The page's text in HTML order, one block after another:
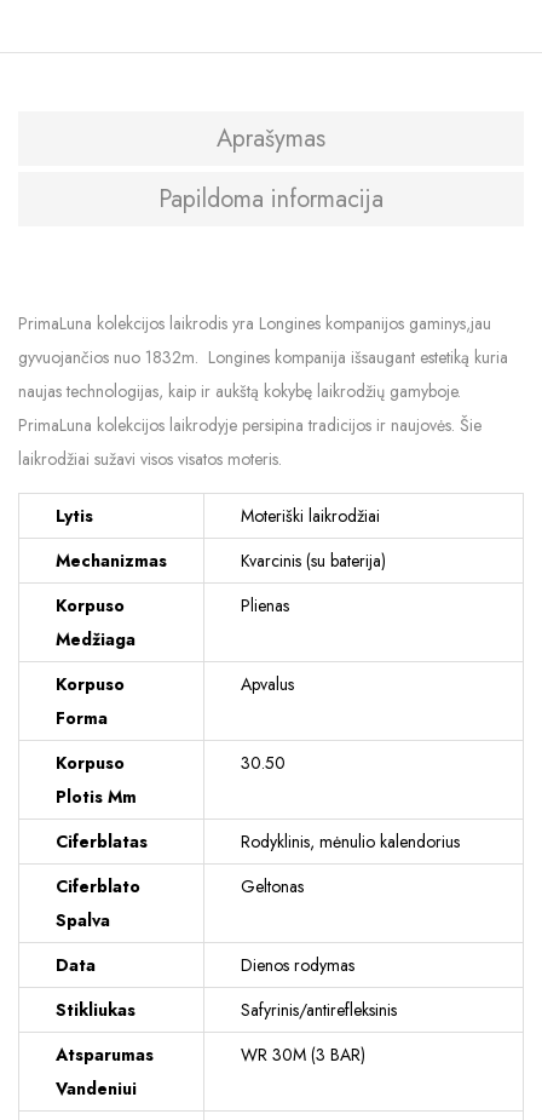
Aprašymas
Papildoma informacija
PrimaLuna kolekcijos laikrodis yra Longines kompanijos gaminys,jau
gyvuojančios nuo 1832m. Longines kompanija išsaugant estetiką kuria
naujas technologijas, kaip ir aukštą kokybę laikrodžių gamyboje.
PrimaLuna kolekcijos laikrodyje persipina tradicijos ir naujovės. Šie
laikrodžiai sužavi visos visatos moteris.
Lytis
Moteriški laikrodžiai
Mechanizmas
Kvarcinis (su baterija)
Korpuso
Medžiaga
Plienas
Korpuso
Forma
Apvalus
Korpuso
Plotis Mm
30.50
Ciferblatas
Rodyklinis, mėnulio kalendorius
Ciferblato
Spalva
Geltonas
Data
Dienos rodymas
Stikliukas
Safyrinis/antirefleksinis
Atsparumas
Vandeniui
WR 30M (3 BAR)